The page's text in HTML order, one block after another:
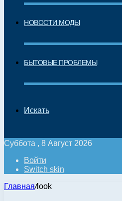
НОВОСТИ МОДЫ
БЫТОВЫЕ ПРОБЛЕМЫ
Искать
Суббота , 8 Август 2026
Войти
Switch skin
Главная/look